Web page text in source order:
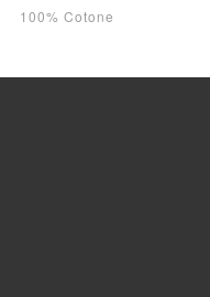
100% Cotone